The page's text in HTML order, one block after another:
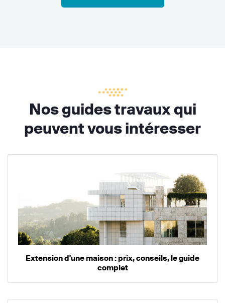
Nos guides travaux qui
peuvent vous intéresser
Extension d'une maison : prix, conseils, le guide
complet